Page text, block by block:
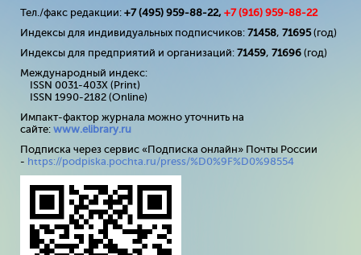
Тел./факс редакции: +7 (495) 959-88-22, +7 (916) 959-88-22
Индексы для индивидуальных подписчиков: 71458, 71695(год)
Индексы для предприятий и организаций: 71459, 71696 (год)
Международный индекс:
ISSN 0031-403X (Print)
ISSN 1990-2182 (Online)
Импакт-фактор журнала можно уточнить на
сайте: www.elibrary.ru
Подписка через сервис «Подписка онлайн» Почты России
- https://podpiska.pochta.ru/press/%D0%9F%D0%98554